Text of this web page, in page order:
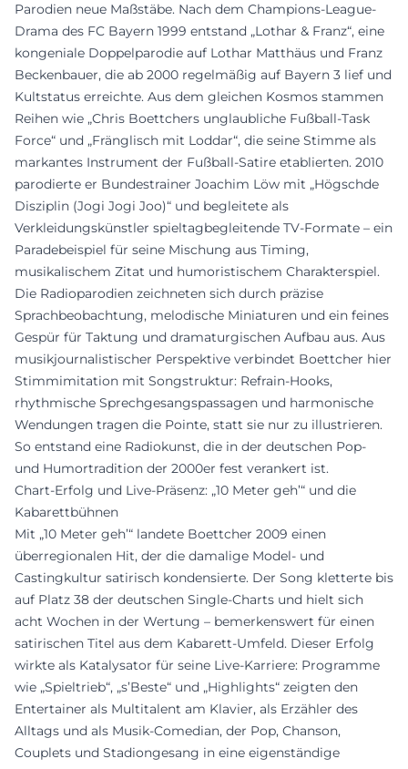
Parodien neue Maßstäbe. Nach dem Champions-League-
Drama des FC Bayern 1999 entstand „Lothar & Franz“, eine
kongeniale Doppelparodie auf Lothar Matthäus und Franz
Beckenbauer, die ab 2000 regelmäßig auf Bayern 3 lief und
Kultstatus erreichte. Aus dem gleichen Kosmos stammen
Reihen wie „Chris Boettchers unglaubliche Fußball-Task
Force“ und „Fränglisch mit Loddar“, die seine Stimme als
markantes Instrument der Fußball-Satire etablierten. 2010
parodierte er Bundestrainer Joachim Löw mit „Högschde
Disziplin (Jogi Jogi Joo)“ und begleitete als
Verkleidungskünstler spieltagbegleitende TV-Formate – ein
Paradebeispiel für seine Mischung aus Timing,
musikalischem Zitat und humoristischem Charakterspiel.
Die Radioparodien zeichneten sich durch präzise
Sprachbeobachtung, melodische Miniaturen und ein feines
Gespür für Taktung und dramaturgischen Aufbau aus. Aus
musikjournalistischer Perspektive verbindet Boettcher hier
Stimmimitation mit Songstruktur: Refrain-Hooks,
rhythmische Sprechgesangspassagen und harmonische
Wendungen tragen die Pointe, statt sie nur zu illustrieren.
So entstand eine Radiokunst, die in der deutschen Pop-
und Humortradition der 2000er fest verankert ist.
Chart-Erfolg und Live-Präsenz: „10 Meter geh’“ und die
Kabarettbühnen
Mit „10 Meter geh’“ landete Boettcher 2009 einen
überregionalen Hit, der die damalige Model- und
Castingkultur satirisch kondensierte. Der Song kletterte bis
auf Platz 38 der deutschen Single-Charts und hielt sich
acht Wochen in der Wertung – bemerkenswert für einen
satirischen Titel aus dem Kabarett-Umfeld. Dieser Erfolg
wirkte als Katalysator für seine Live-Karriere: Programme
wie „Spieltrieb“, „s’Beste“ und „Highlights“ zeigten den
Entertainer als Multitalent am Klavier, als Erzähler des
Alltags und als Musik-Comedian, der Pop, Chanson,
Couplets und Stadiongesang in eine eigenständige